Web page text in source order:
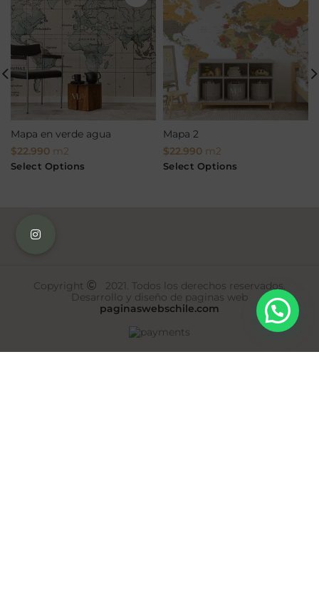
Mapa en verde agua
$22.990 m2
Select Options
Mapa 2
$22.990 m2
Select Options
Copyright
2021. Todos los derechos reservados.
Desarrollo y diseño de paginas web
paginaswebschile.com